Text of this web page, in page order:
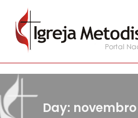
Day: